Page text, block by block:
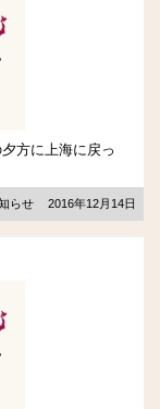
方に上海に戻っ
らせ 2016年12月14日